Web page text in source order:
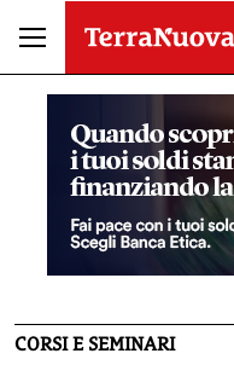
CORSI E SEMINARI